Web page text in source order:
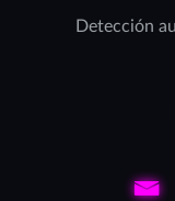
Detección